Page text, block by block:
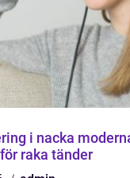
nacka moderna
raka tänder